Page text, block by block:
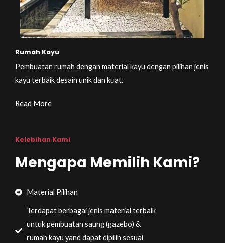
Rumah Kayu
Pembuatan rumah dengan material kayu dengan pilihan jenis
kayu terbaik desain unik dan kuat.
Read More
Kelebihan Kami
Mengapa Memilih Kami?
Material Pilihan
Terdapat berbagai jenis material terbaik
untuk pembuatan saung (gazebo) &
rumah kayu yand dapat dipilih sesuai